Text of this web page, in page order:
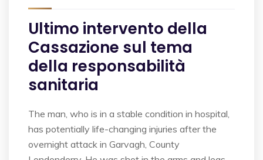
Ultimo intervento della
Cassazione sul tema
della responsabilità
sanitaria
The man, who is in a stable condition in hospital,
has potentially life-changing injuries after the
overnight attack in Garvagh, County